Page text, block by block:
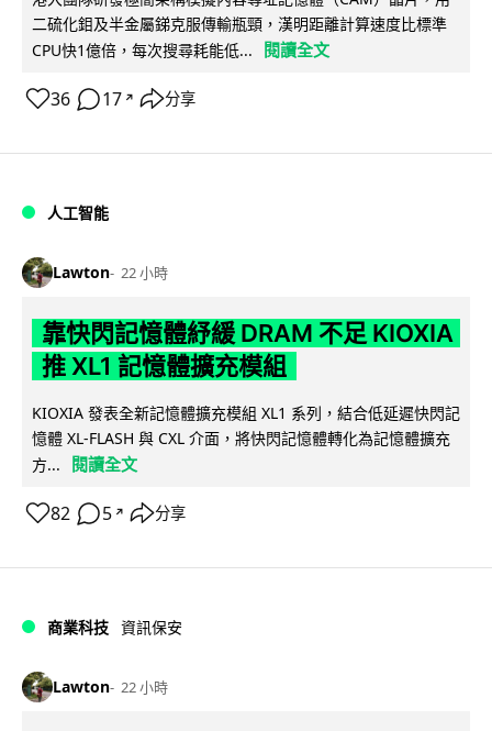
二硫化鉬及半金屬銻克服傳輸瓶頸，漢明距離計算速度比標準
CPU快1億倍，每次搜尋耗能低...
閱讀全文
36 17 ↗ 分享
人工智能
Lawton 22 小時
靠快閃記憶體紓緩 DRAM 不足 KIOXIA
推 XL1 記憶體擴充模組
KIOXIA 發表全新記憶體擴充模組 XL1 系列，結合低延遲快閃記
憶體 XL-FLASH 與 CXL 介面，將快閃記憶體轉化為記憶體擴充
方...
閱讀全文
82 5 ↗ 分享
商業科技 資訊保安
Lawton 22 小時